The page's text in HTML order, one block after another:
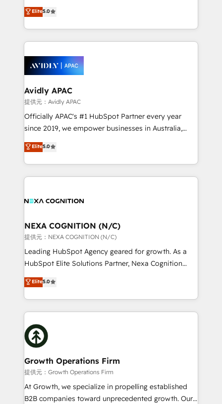
Mindedness, and Clarity. We are driven to win for the
collective good of the company and its clientele, and
things are happening.
upgrading and streamlining every single revenue-
generating aspect of your business. We’re proud
HubSpot Elite Solutions Partners and devout CRM
nerds who can harness HubSpot’s custom digital
experience. Working hand-in-hand with your team,
we’ll assemble a RevOps machine that drives more
traffic, generates better leads and crushes your
revenue goals. We've worked with thousands of
HubSpot customers and we'd love to work with you
too! Clients come to us for: Advanced CRM solutions
HubSpot Data System Migrations between systems
to HubSpot New lead generation strategies Time-
Elite5.0
Avidly APAC
提供元：Avidly APAC
Officially APAC's #1 HubSpot Partner every year
since 2019, we empower businesses in Australia,
New Zealand, and globally to realise their full
potential through enterprise HubSpot CRM
implementation. And we deliver best practice across
the whole HubSpot platform, covering marketing,
all businesses, from start-up to Enterprise, and have
the world. Our human approach to digital
transformation is designed for businesses who want
to grow. And we're passionate about APAC
businesses leading the world in technology, agility
record migrating businesses from CRM & Marketing
Platforms such as Salesforce, Dynamics, Pipedrive,
with attract and retain customers, manage their
business people and processes, and how they
Elite5.0
NEXA COGNITION (N/C)
提供元：NEXA COGNITION (N/C)
Leading HubSpot Agency geared for growth. As a
HubSpot Elite Solutions Partner, Nexa Cognition
ranks in the top 1% of global HubSpot Partners and
has been one of the longest-standing partners since
2012. We empower businesses to harness the full
potential of HubSpot by combining strategic
insights with technical excellence, we deliver
bespoke HubSpot solutions tailored to drive
measurable growth and operational efficiency. Why
Choose Nexa Cognition? 🚀 HubSpot Expertise: Our
certified team specialises in CRM implementation,
marketing automation, and revenue operations. 🤝
Custom Solutions: From onboarding and
Elite5.0
Growth Operations Firm
提供元：Growth Operations Firm
At Growth, we specialize in propelling established
B2B companies toward unprecedented growth. Our